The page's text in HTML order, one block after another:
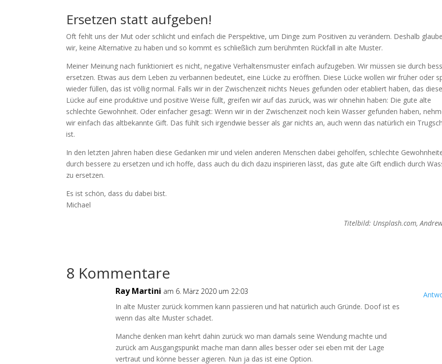
Ersetzen statt aufgeben!
Oft fehlt uns der Mut oder schlicht und einfach die Perspektive, um Dinge zum Positiven zu verändern. Deshalb
wir, keine Alternative zu haben und so kommt es schließlich zum berühmten Rückfall in alte Muster.
Meiner Meinung nach funktioniert es nicht, negative Verhaltensmuster einfach aufzugeben. Wir müssen sie durch
ersetzen. Etwas aus dem Leben zu verbannen bedeutet, eine Lücke zu eröffnen. Diese Lücke wollen wir früher oder
wieder füllen, das ist völlig normal. Falls wir in der Zwischenzeit nichts Neues gefunden oder etabliert haben, das
Lücke auf eine produktive und positive Weise füllt, greifen wir auf das zurück, was wir ohnehin haben: Die gute alte
schlechte Gewohnheit. Oder einfacher gesagt: Wenn wir in der Zwischenzeit noch kein Wasser gefunden haben,
wir einfach das altbekannte Gift. Das fühlt sich irgendwie besser als gar nichts an, auch wenn das natürlich ein
ist.
In den letzten Jahren haben diese Gedanken mir und vielen anderen Menschen dabei geholfen, schlechte
durch bessere zu ersetzen und ich hoffe, dass auch du dich dazu inspirieren lässt, das gute alte Gift endlich durch
zu ersetzen.
Es ist schön, dass du dabei bist.
Michael
Titelbild: Unsplash.com,
8 Kommentare
Ray Martini am 6. März 2020 um 22:03
In alte Muster zurück kommen kann passieren und hat natürlich auch Gründe. Doof ist es
wenn das alte Muster schadet.
Manche denken man kehrt dahin zurück wo man damals seine Wendung machte und
zurück am Ausgangspunkt mache man dann alles besser oder sei eben mit der Lage
vertraut und könne besser agieren. Nun ja das ist eine Option.